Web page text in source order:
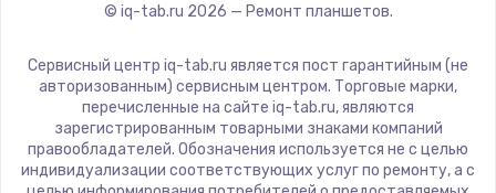
CHUWI
© iq-tab.ru 2026 — Ремонт планшетов.
Сервисный центр iq-tab.ru является пост гарантийным (не
авторизованным) сервисным центром. Торговые марки,
перечисленные на сайте iq-tab.ru, являются
зарегистрированным товарными знаками компаний
правообладателей. Обозначения используется не с целью
индивидуализации соответствующих услуг по ремонту, а с